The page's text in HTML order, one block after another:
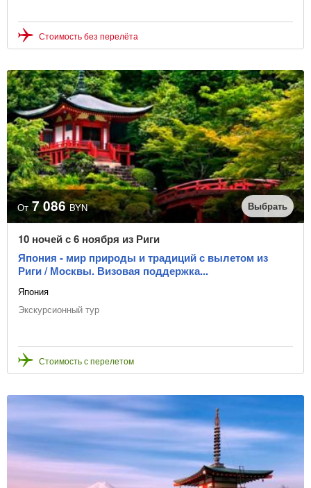
Стоимость без перелёта
От 7 086 BYN Выбрать
10 ночей с 6 ноября из Риги
Япония - мир природы и традиций с вылетом из
Риги / Москвы. Визовая поддержка...
Япония
Экскурсионный тур
Стоимость с перелетом